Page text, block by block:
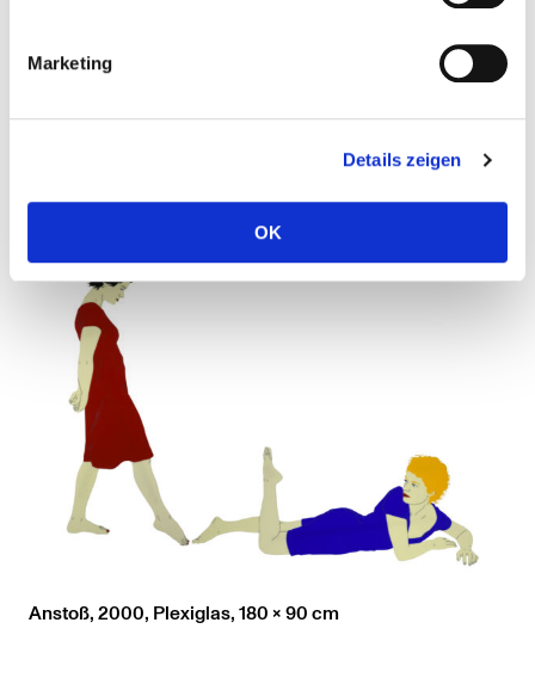
Marketing
Details zeigen
OK
Recht, 1998, Plexiglas, 166 x 150 cm
Anstoß, 2000, Plexiglas, 180 x 90 cm